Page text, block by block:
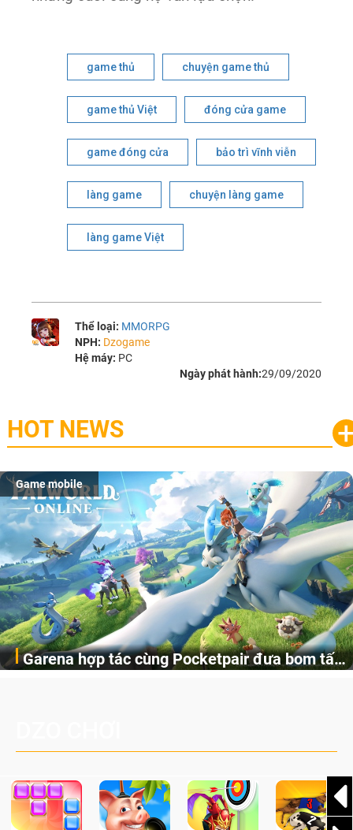
game thủ chuyện game thủ
game thủ Việt đóng cửa game
game đóng cửa bảo trì vĩnh viễn
làng game chuyện làng game
làng game Việt
Thể loại: MMORPG
NPH: Dzogame
Hệ máy: PC
Ngày phát hành:29/09/2020
HOT NEWS
Game mobile
Garena hợp tác cùng Pocketpair đưa bom tấn
Pocketpair, Inc.